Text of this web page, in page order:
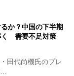
か？中国の下半期
く 需要不足対策
田代尚機氏のプレ
…